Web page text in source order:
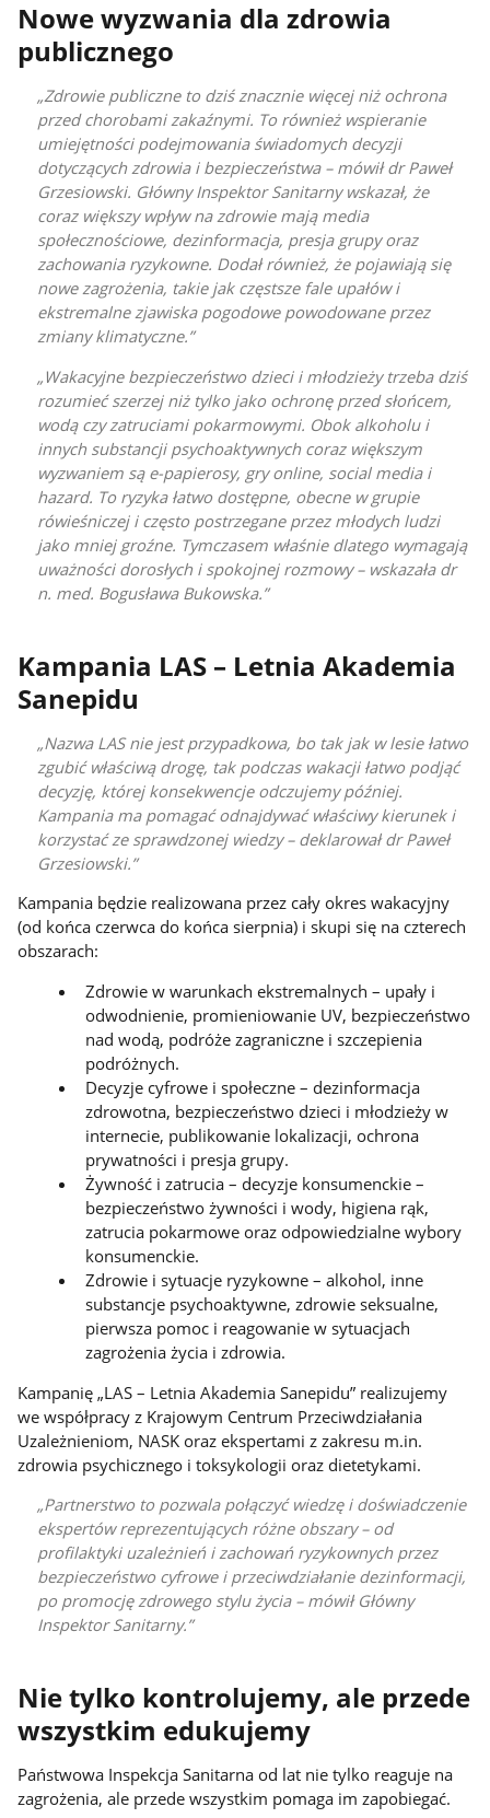
Nowe wyzwania dla zdrowia
publicznego
Zdrowie publiczne to dziś znacznie więcej niż ochrona
przed chorobami zakaźnymi. To również wspieranie
umiejętności podejmowania świadomych decyzji
dotyczących zdrowia i bezpieczeństwa – mówił dr Paweł
Grzesiowski. Główny Inspektor Sanitarny wskazał, że
coraz większy wpływ na zdrowie mają media
społecznościowe, dezinformacja, presja grupy oraz
zachowania ryzykowne. Dodał również, że pojawiają się
nowe zagrożenia, takie jak częstsze fale upałów i
ekstremalne zjawiska pogodowe powodowane przez
zmiany klimatyczne.
Wakacyjne bezpieczeństwo dzieci i młodzieży trzeba dziś
rozumieć szerzej niż tylko jako ochronę przed słońcem,
wodą czy zatruciami pokarmowymi. Obok alkoholu i
innych substancji psychoaktywnych coraz większym
wyzwaniem są e-papierosy, gry online, social media i
hazard. To ryzyka łatwo dostępne, obecne w grupie
rówieśniczej i często postrzegane przez młodych ludzi
jako mniej groźne. Tymczasem właśnie dlatego wymagają
uważności dorosłych i spokojnej rozmowy – wskazała dr
n. med. Bogusława Bukowska.
Kampania LAS – Letnia Akademia
Sanepidu
Nazwa LAS nie jest przypadkowa, bo tak jak w lesie łatwo
zgubić właściwą drogę, tak podczas wakacji łatwo podjąć
decyzję, której konsekwencje odczujemy później.
Kampania ma pomagać odnajdywać właściwy kierunek i
korzystać ze sprawdzonej wiedzy – deklarował dr Paweł
Grzesiowski.
Kampania będzie realizowana przez cały okres wakacyjny
(od końca czerwca do końca sierpnia) i skupi się na czterech
obszarach:
Zdrowie w warunkach ekstremalnych – upały i
odwodnienie, promieniowanie UV, bezpieczeństwo
nad wodą, podróże zagraniczne i szczepienia
podróżnych.
Decyzje cyfrowe i społeczne – dezinformacja
zdrowotna, bezpieczeństwo dzieci i młodzieży w
internecie, publikowanie lokalizacji, ochrona
prywatności i presja grupy.
Żywność i zatrucia – decyzje konsumenckie –
bezpieczeństwo żywności i wody, higiena rąk,
zatrucia pokarmowe oraz odpowiedzialne wybory
konsumenckie.
Zdrowie i sytuacje ryzykowne – alkohol, inne
substancje psychoaktywne, zdrowie seksualne,
pierwsza pomoc i reagowanie w sytuacjach
zagrożenia życia i zdrowia.
Kampanię „LAS – Letnia Akademia Sanepidu” realizujemy
we współpracy z Krajowym Centrum Przeciwdziałania
Uzależnieniom, NASK oraz ekspertami z zakresu m.in.
zdrowia psychicznego i toksykologii oraz dietetykami.
Partnerstwo to pozwala połączyć wiedzę i doświadczenie
ekspertów reprezentujących różne obszary – od
profilaktyki uzależnień i zachowań ryzykownych przez
bezpieczeństwo cyfrowe i przeciwdziałanie dezinformacji,
po promocję zdrowego stylu życia – mówił Główny
Inspektor Sanitarny.
Nie tylko kontrolujemy, ale przede
wszystkim edukujemy
Państwowa Inspekcja Sanitarna od lat nie tylko reaguje na
zagrożenia, ale przede wszystkim pomaga im zapobiegać.